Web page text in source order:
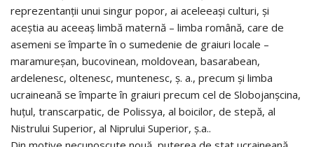
reprezentanţii unui singur popor, ai aceleeaşi culturi, şi
aceştia au aceeaş limbă maternă – limba română, care de
asemeni se împarte în o sumedenie de graiuri locale –
maramureşan, bucovinean, moldovean, basarabean,
ardelenesc, oltenesc, muntenesc, ş. a., precum şi limba
ucraineană se împarte în graiuri precum cel de Slobojanşcina,
huţul, transcarpatic, de Polissya, al boicilor, de stepă, al
Nistrului Superior, al Niprului Superior, ş.a..